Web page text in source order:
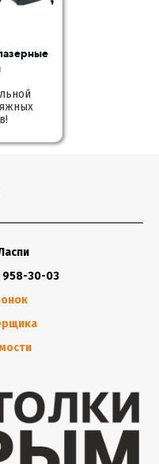
958-30-03